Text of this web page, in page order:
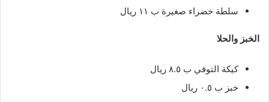
سلطة خضراء صغيرة ب ١١ ريال
الخبز والحلا
كيكة التوفي ب ٨.٥ ريال
خبز ب ٠.٥ ريال